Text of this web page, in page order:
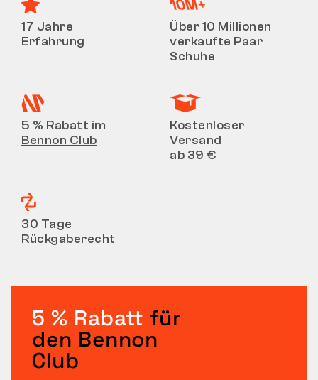
17 Jahre
Erfahrung
Über 10 Millionen
verkaufte Paar
Schuhe
5 % Rabatt im
Bennon Club
Kostenloser
Versand
ab 39 €
30 Tage
Rückgaberecht
5 % Rabatt für
den Bennon
Club